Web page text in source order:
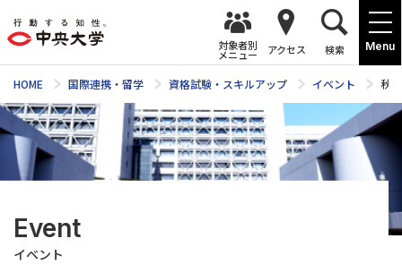
Menu
対象者別
メニュー アクセス 検索
HOME 国際連携・留学 資格試験・スキルアップ イベント 秋
Event
イベント